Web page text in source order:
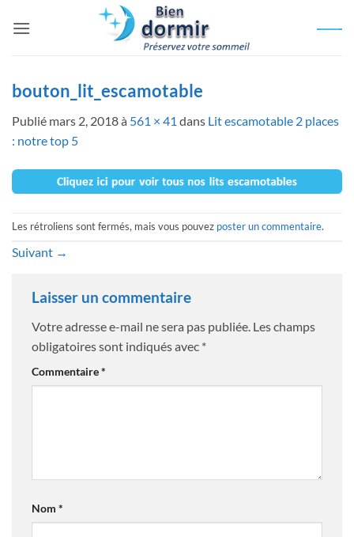
bouton_lit_escamotable
Publié mars 2, 2018à 561 × 41 dans Lit escamotable 2 places
: notre top 5
Les rétroliens sont fermés, mais vous pouvez poster un commentaire.
Suivant →
Laisser un commentaire
Votre adresse e-mail ne sera pas publiée. Les champs
obligatoires sont indiqués avec *
Commentaire*
Nom *